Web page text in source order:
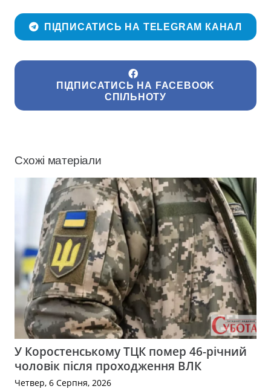
ПІДПИСАТИСЬ НА TELEGRAM КАНАЛ
ПІДПИСАТИСЬ НА FACEBOOK
СПІЛЬНОТУ
Схожі матеріали
У Коростенському ТЦК помер 46-річний
чоловік після проходження ВЛК
Четвер, 6 Серпня, 2026